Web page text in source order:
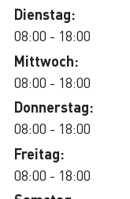
Dienstag:
08:00 - 18:00
Mittwoch:
08:00 - 18:00
Donnerstag:
08:00 - 18:00
Freitag:
08:00 - 18:00